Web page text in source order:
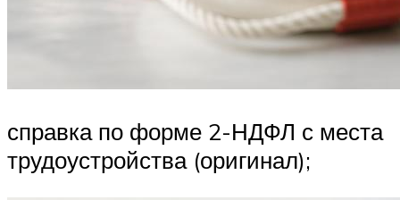
справка по форме 2-НДФЛ с места
трудоустройства (оригинал);